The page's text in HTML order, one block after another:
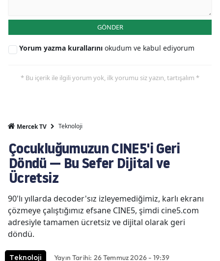
GÖNDER
Yorum yazma kurallarını okudum ve kabul ediyorum
* Bu içerik ile ilgili yorum yok, ilk yorumu siz yazın, tartışalım *
Mercek TV Teknoloji
Çocukluğumuzun CINE5'i Geri
Döndü — Bu Sefer Dijital ve
Ücretsiz
90'lı yıllarda decoder'sız izleyemediğimiz, karlı ekranı
çözmeye çalıştığımız efsane CINE5, şimdi cine5.com
adresiyle tamamen ücretsiz ve dijital olarak geri
döndü.
Teknoloji Yayın Tarihi: 26 Temmuz 2026 - 19:39